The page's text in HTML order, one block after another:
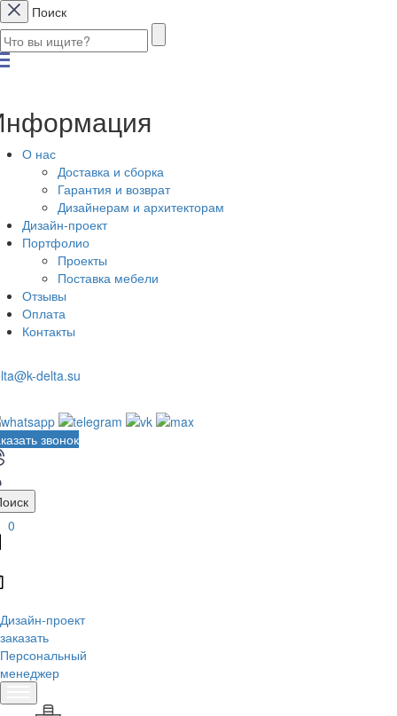
Поиск
О нас
Доставка и сборка
Гарантия и возврат
Дизайнерам и архитекторам
Дизайн-проект
Портфолио
Проекты
Поставка мебели
Отзывы
Оплата
Контакты
delta.su
звонок
0
Дизайн-проект
заказать
Персональный
менеджер